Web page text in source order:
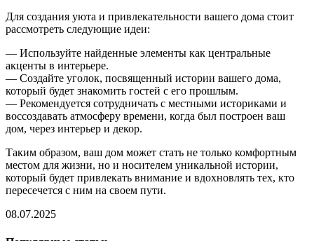
Для создания уюта и привлекательности вашего дома стоит
рассмотреть следующие идеи:
— Используйте найденные элементы как центральные
акценты в интерьере.
— Создайте уголок, посвященный истории вашего дома,
который будет знакомить гостей с его прошлым.
— Рекомендуется сотрудничать с местными историками и
воссоздавать атмосферу времени, когда был построен ваш
дом, через интерьер и декор.
Таким образом, ваш дом может стать не только комфортным
местом для жизни, но и носителем уникальной истории,
который будет привлекать внимание и вдохновлять тех, кто
пересечется с ним на своем пути.
08.07.2025